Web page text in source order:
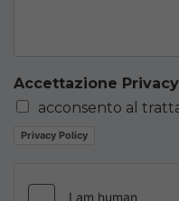
Accettazione Privacy
acconsento al
Privacy Policy